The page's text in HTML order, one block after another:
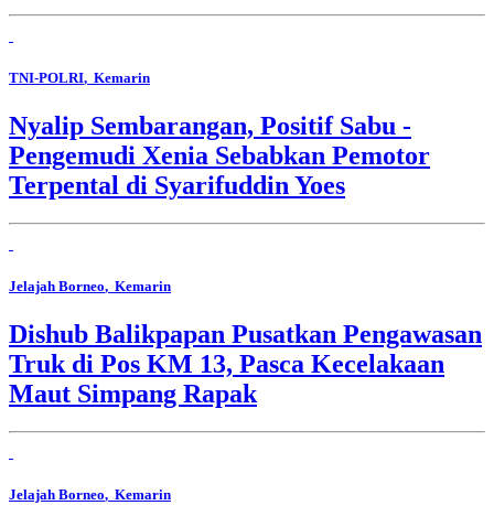
TNI-POLRI, Kemarin
Nyalip Sembarangan, Positif Sabu -
Pengemudi Xenia Sebabkan Pemotor
Terpental di Syarifuddin Yoes
Jelajah Borneo, Kemarin
Dishub Balikpapan Pusatkan Pengawasan
Truk di Pos KM 13, Pasca Kecelakaan
Maut Simpang Rapak
Jelajah Borneo, Kemarin